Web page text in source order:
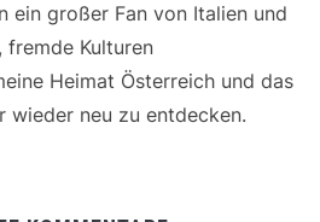
ein großer Fan von Italien und
fremde Kulturen
Heimat Österreich und das
wieder neu zu entdecken.